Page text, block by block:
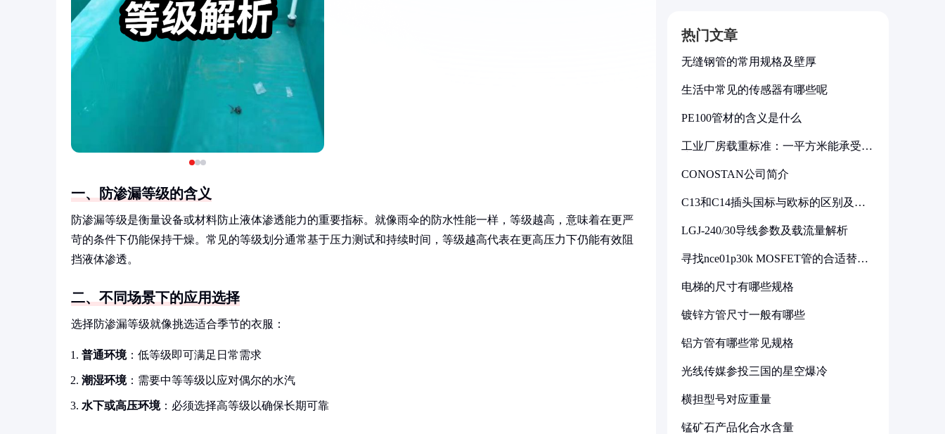
一、防渗漏等级的含义
防渗漏等级是衡量设备或材料防止液体渗透能力的重要指标。就像雨伞的防水性能一样，等级越高，意味着在更严
苛的条件下仍能保持干燥。常见的等级划分通常基于压力测试和持续时间，等级越高代表在更高压力下仍能有效阻
挡液体渗透。
二、不同场景下的应用选择
选择防渗漏等级就像挑选适合季节的衣服：
普通环境：低等级即可满足日常需求
潮湿环境：需要中等等级以应对偶尔的水汽
水下或高压环境：必须选择高等级以确保长期可靠
热门文章
无缝钢管的常用规格及壁厚
生活中常见的传感器有哪些呢
PE100管材的含义是什么
工业厂房载重标准：一平方米能承受多
CONOSTAN公司简介
C13和C14插头国标与欧标的区别及其
LGJ-240/30导线参数及载流量解析
寻找nce01p30k MOSFET管的合适替代
电梯的尺寸有哪些规格
镀锌方管尺寸一般有哪些
铝方管有哪些常见规格
光线传媒参投三国的星空爆冷
横担型号对应重量
锰矿石产品化合水含量